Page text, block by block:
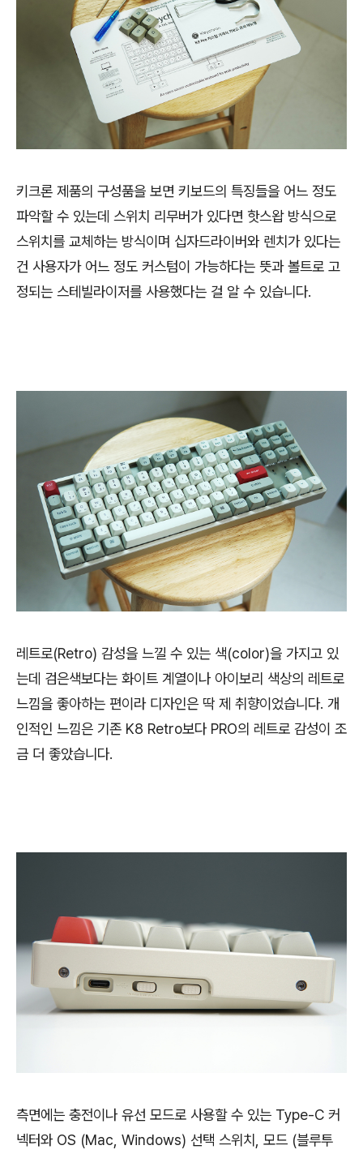
키크론 제품의 구성품을 보면 키보드의 특징들을 어느 정도
파악할 수 있는데 스위치 리무버가 있다면 핫스왑 방식으로
스위치를 교체하는 방식이며 십자드라이버와 렌치가 있다는
건 사용자가 어느 정도 커스텀이 가능하다는 뜻과 볼트로 고
정되는 스테빌라이저를 사용했다는 걸 알 수 있습니다.
레트로(Retro) 감성을 느낄 수 있는 색(color)을 가지고 있
는데 검은색보다는 화이트 계열이나 아이보리 색상의 레트로
느낌을 좋아하는 편이라 디자인은 딱 제 취향이었습니다. 개
인적인 느낌은 기존 K8 Retro보다 PRO의 레트로 감성이 조
금 더 좋았습니다.
측면에는 충전이나 유선 모드로 사용할 수 있는 Type-C 커
넥터와 OS (Mac, Windows) 선택 스위치, 모드 (블루투